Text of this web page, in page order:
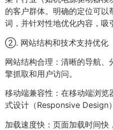
的客户群体。明确的定位可
词，并针对性地优化内容，吸
②. 网站结构和技术支持优化
网站结构合理：清晰的导航、
擎抓取和用户访问。
移动端兼容性：在移动端浏
式设计（Responsive Design
加载速度快：页面加载时间